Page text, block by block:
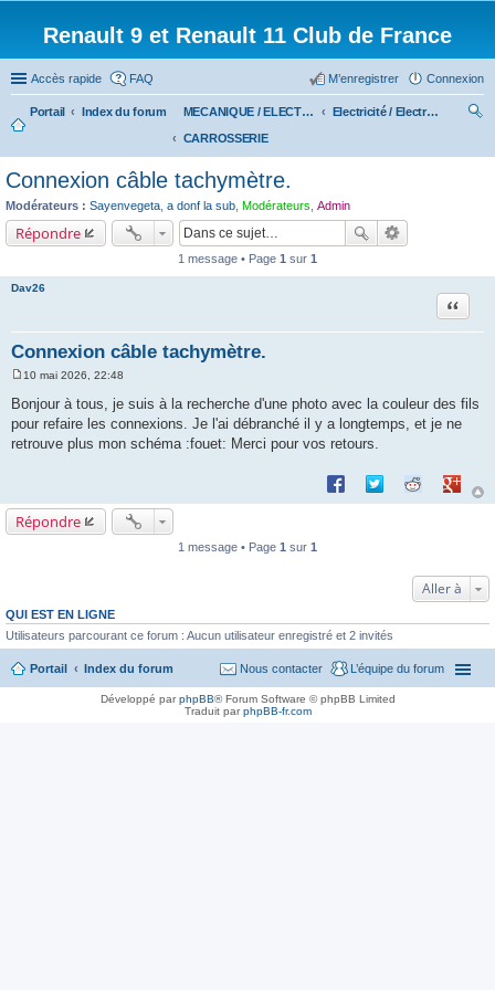
Renault 9 et Renault 11 Club de France
Accès rapide FAQ Connexion
M’enregistrer
Portail Index du forum
MECANIQUE / ELECTRICITE
CARROSSERIE
Electricité / Electronique
Connexion câble tachymètre.
Modérateurs : Sayenvegeta a donf la sub Modérateurs Admin
Répondre
1 message • Page 1 sur 1
Dav26
Connexion câble tachymètre.
Citation
s
s
a
g
10 mai 2026, 22:48
Bonjour à tous, je suis à la recherche d'une photo avec la couleur des fils
pour refaire les connexions. Je l'ai débranché il y a longtemps, et je ne
retrouve plus mon schéma :fouet: Merci pour vos retours.
Partager sur Facebook
Partager sur Twitter
Partager sur
Répondre
1 message • Page 1 sur 1
Aller à
QUI EST EN LIGNE
Utilisateurs parcourant ce forum : Aucun utilisateur enregistré et 2 invités
Portail Index du forum L’équipe du forum
Nous contacter
Développé parphpBB® Forum Software © phpBB Limited
Traduit parphpBB-fr.com